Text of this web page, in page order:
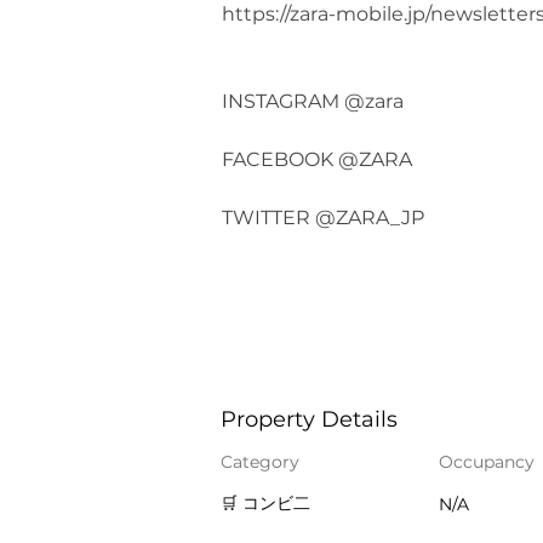
https://zara-mobile.jp/
INSTAGRAM @zara
FACEBOOK @ZARA
TWITTER @ZARA_JP
Property Details
Category
🛒 コンビ二
Occupancy
N/A